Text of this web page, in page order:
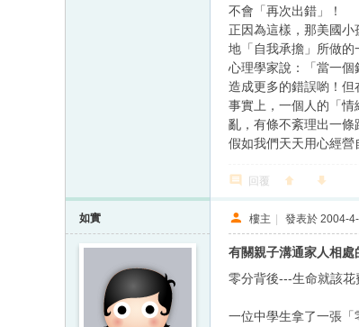
不會「再次出錯」！
正因為這樣，那美國
地「自我承擔」所做的
心理學家說：「當一
造成更多的錯誤喲！
事實上，一個人的「
亂，有條不紊理出一
假如我們天天用心經
回覆
如實 樓主 | 發表於 2004-
有關親子溝通家人相處
零分背後---生命就該花
一位中學生拿了一張